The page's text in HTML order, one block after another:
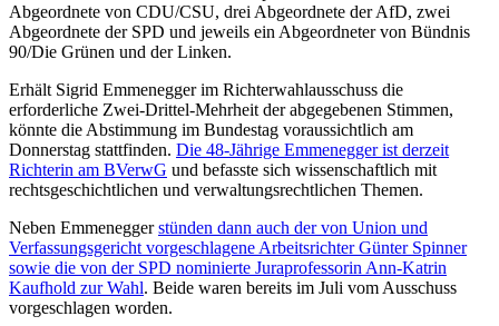
Abgeordnete von CDU/CSU, drei Abgeordnete der AfD, zwei
Abgeordnete der SPD und jeweils ein Abgeordneter von Bündnis
90/Die Grünen und der Linken.
Erhält Sigrid Emmenegger im Richterwahlausschuss die
erforderliche Zwei-Drittel-Mehrheit der abgegebenen Stimmen,
könnte die Abstimmung im Bundestag voraussichtlich am
Donnerstag stattfinden. Die 48-Jährige Emmenegger ist derzeit
Richterin am BVerwG und befasste sich wissenschaftlich mit
rechtsgeschichtlichen und verwaltungsrechtlichen Themen.
Neben Emmeneggerstünden dann auch der von Union und
Verfassungsgericht vorgeschlagene Arbeitsrichter Günter Spinner
sowie die von der SPD nominierte Juraprofessorin Ann-Katrin
Kaufhold zur Wahl. Beide waren bereits im Juli vom Ausschuss
vorgeschlagen worden.